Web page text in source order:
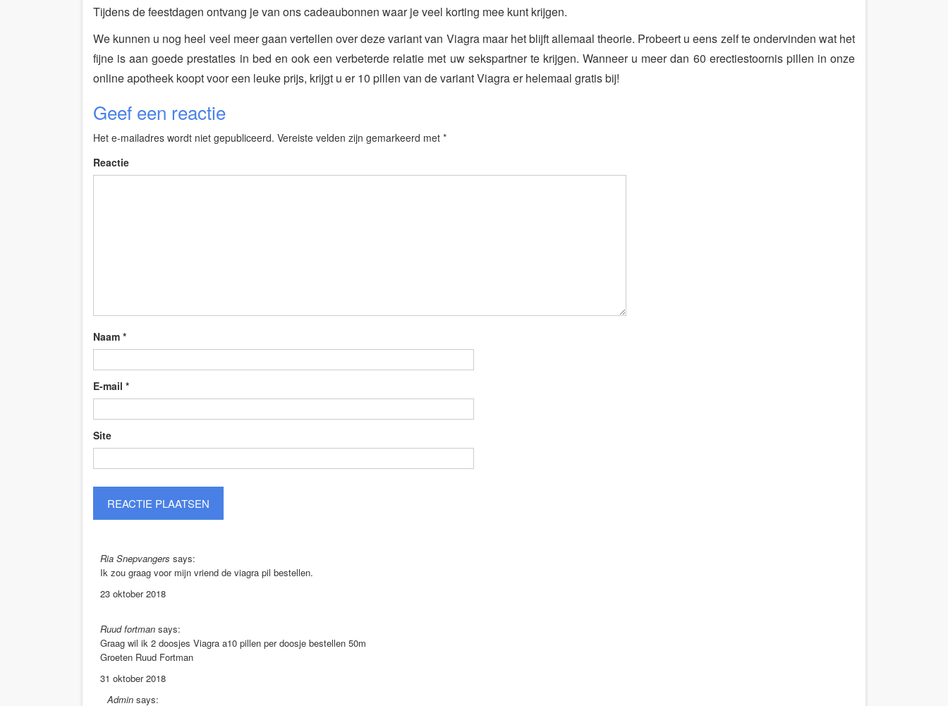
Tijdens de feestdagen ontvang je van ons cadeaubonnen waar je veel korting mee kunt krijgen.
We kunnen u nog heel veel meer gaan vertellen over deze variant van Viagra maar het blijft allemaal theorie. Probeert u eens zelf te ondervinden wat het
fijne is aan goede prestaties in bed en ook een verbeterde relatie met uw sekspartner te krijgen. Wanneer u meer dan 60 erectiestoornis pillen in onze
online apotheek koopt voor een leuke prijs, krijgt u er 10 pillen van de variant Viagra er helemaal gratis bij!
Geef een reactie
Het e-mailadres wordt niet gepubliceerd. Vereiste velden zijn gemarkeerd met *
Reactie
Naam *
E-mail *
Site
Ria Snepvangers says:
Ik zou graag voor mijn vriend de viagra pil bestellen.
23 oktober 2018
Ruud fortman says:
Graag wil ik 2 doosjes Viagra a10 pillen per doosje bestellen 50m
Groeten Ruud Fortman
31 oktober 2018
Admin says: